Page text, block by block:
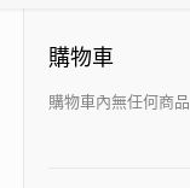
購物車
購物車內無任何商品